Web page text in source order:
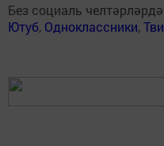
Без социаль
Ютуб, Одноклассники,